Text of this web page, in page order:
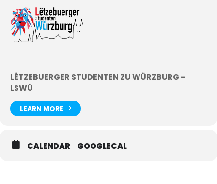
LËTZEBUERGER STUDENTEN ZU WÜRZBURG -
LSWÜ
LEARN MORE
CALENDAR GOOGLECAL